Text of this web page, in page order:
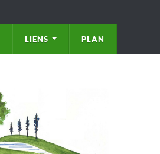
LIENS PLAN